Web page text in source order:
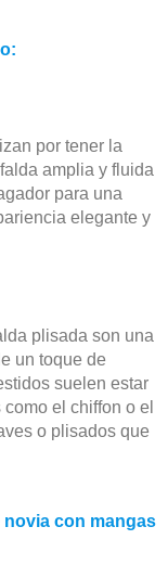
por tener la
amplia y fluida
para una
elegante y
plisada son una
un toque de
suelen estar
el chiffon o el
o plisados que
con mangas